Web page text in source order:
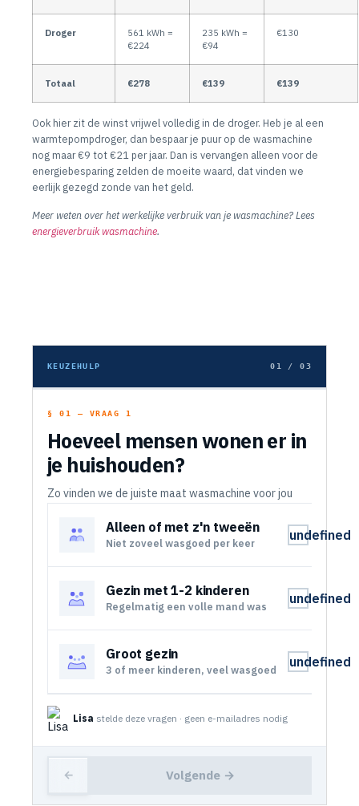
Droger
561 kWh =
€224
235 kWh =
€94
€130
Totaal €278 €139 €139
Ook hier zit de winst vrijwel volledig in de droger. Heb je al een
warmtepompdroger, dan bespaar je puur op de wasmachine
nog maar €9 tot €21 per jaar. Dan is vervangen alleen voor de
energiebesparing zelden de moeite waard, dat vinden we
eerlijk gezegd zonde van het geld.
Meer weten over het werkelijke verbruik van je wasmachine? Lees
energieverbruik wasmachine.
KEUZEHULP 01 / 03
§ 01 — VRAAG 1
Hoeveel mensen wonen er in
je huishouden?
Zo vinden we de juiste maat wasmachine voor jou
undefined
Alleen of met z'n tweeën
Niet zoveel wasgoed per keer
undefined
Gezin met 1-2 kinderen
Regelmatig een volle mand was
undefined
Groot gezin
3 of meer kinderen, veel wasgoed
Lisa stelde deze vragen · geen e-mailadres nodig
← Volgende →